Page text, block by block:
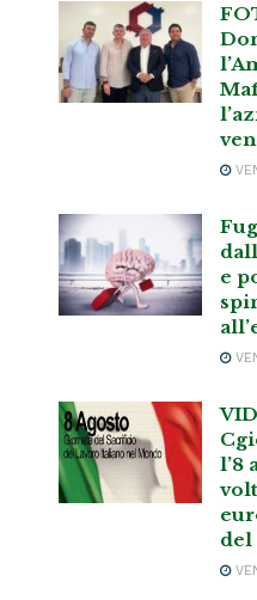
e
l’8
del